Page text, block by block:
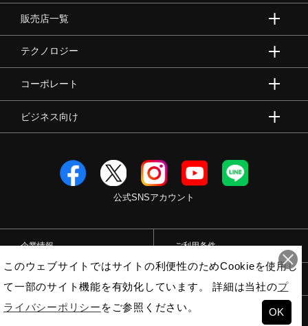
販売店一覧
テクノロジー
コーポレート
ビジネス向け
公式SNSアカウント
企業情報 ご利用条件
© Mizuno Corporation OK
このウェブサイトではサイトの利便性のためCookieを使用し
て一部のサイト機能を有効化しています。 詳細は当社のプ
ライバシーポリシー をご参照ください。